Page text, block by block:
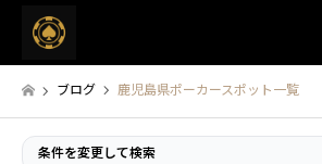
ブログ 鹿児島県ポーカースポット一覧
条件を変更して検索